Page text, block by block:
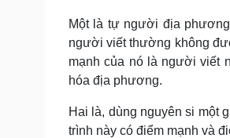
Một là tự người địa
người viết thường không
mạnh của nó là người viết
hóa địa phương.
Hai là, dùng nguyên si một
trình này có điểm mạnh và